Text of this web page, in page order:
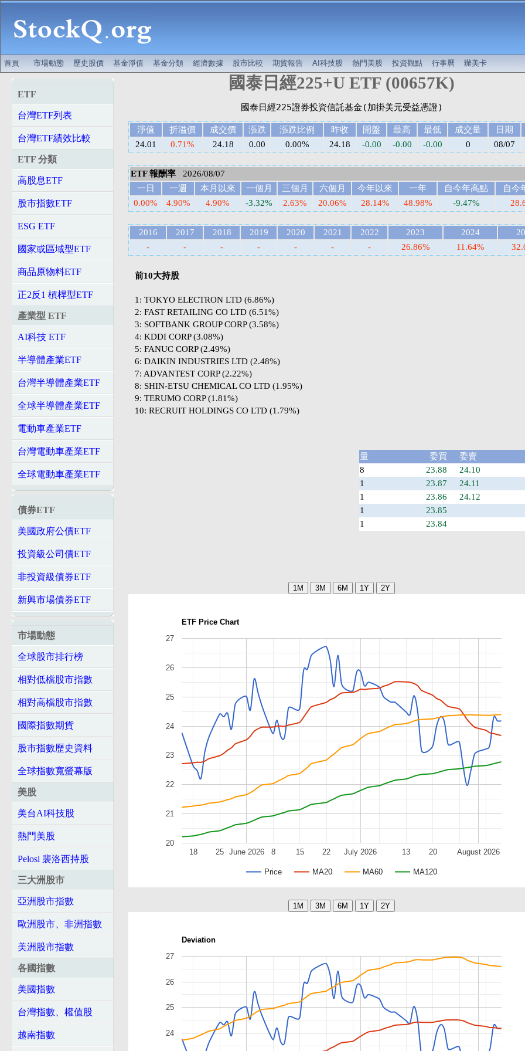
首頁 市場動態 歷史股價 基金淨值 基金分類 經濟數據 股市比較 期貨報告 AI科技股 熱門美股 投資觀點 行事曆 辦美卡
ETF
台灣ETF列表
台灣ETF績效比較
ETF 分類
高股息ETF
股市指數ETF
ESG ETF
國家或區域型ETF
商品原物料ETF
正2反1 槓桿型ETF
產業型 ETF
AI科技 ETF
半導體產業ETF
台灣半導體產業ETF
全球半導體產業ETF
電動車產業ETF
台灣電動車產業ETF
全球電動車產業ETF
債券ETF
美國政府公債ETF
投資級公司債ETF
非投資級債券ETF
新興市場債券ETF
市場動態
全球股市排行榜
相對低檔股市指數
相對高檔股市指數
國際指數期貨
股市指數歷史資料
全球指數寬螢幕版
美股
美台AI科技股
熱門美股
Pelosi 裴洛西持股
三大洲股市
亞洲股市指數
歐洲股市、非洲指數
美洲股市指數
各國指數
美國指數
台灣指數、權值股
越南指數
國泰日經225+U ETF (00657K)
淨值 折溢價 成交價 漲跌 漲跌比例 昨收 開盤 最高 最低 成交量 日期
24.01
0.71% 24.18 0.00 0.00% 24.18 -0.00 -0.00 -0.00 0 08/07
ETF 報酬率 2026/08/07
一日
一週 本月以來 一個月 三個月 六個月 今年以來 一年 自今年高點
自今
0.00%
4.90% 4.90% -3.32% 2.63% 20.06% 28.14% 48.98% -9.47%
2016 2017 2018 2019 2020 2021 2022 2023 2024
-
- - - - - - 26.86% 11.64%
前10大持股
1: TOKYO ELECTRON LTD (6.86%)
2: FAST RETAILING CO LTD (6.51%)
3: SOFTBANK GROUP CORP (3.58%)
4: KDDI CORP (3.08%)
5: FANUC CORP (2.49%)
6: DAIKIN INDUSTRIES LTD (2.48%)
7: ADVANTEST CORP (2.22%)
8: SHIN-ETSU CHEMICAL CO LTD (1.95%)
9: TERUMO CORP (1.81%)
10: RECRUIT HOLDINGS CO LTD (1.79%)
量 委買 委賣
8
23.88 24.10
1
23.87 24.11
1
23.86 24.12
1
23.85
1
23.84
ETF Price Chart
Price MA20 MA60 MA120
June 2026 July 2026 August 2026
18 25 8 15 22 13 20
20
21
22
23
24
25
26
27
Deviation
24
25
26
27